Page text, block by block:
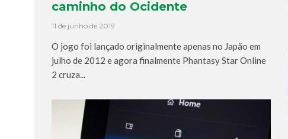
caminho do Ocidente
11 de junho de 2019
O jogo foi lançado originalmente apenas no Japão em
julho de 2012 e agora finalmente Phantasy Star Online
2 cruza...